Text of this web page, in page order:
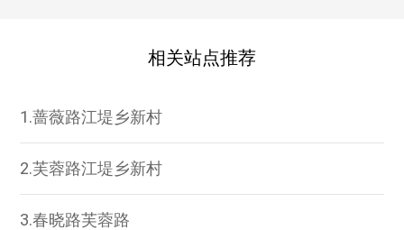
相关站点推荐
1.蔷薇路江堤乡新村
2.芙蓉路江堤乡新村
3.春晓路芙蓉路